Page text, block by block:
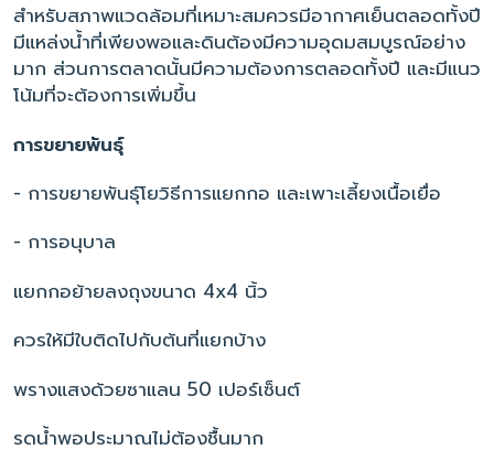
สำหรับสภาพแวดล้อมที่เหมาะสมควรมีอากาศเย็นตลอดทั้งปี
มีแหล่งน้ำที่เพียงพอและดินต้องมีความอุดมสมบูรณ์อย่าง
มาก ส่วนการตลาดนั้นมีความต้องการตลอดทั้งปี และมีแนว
โน้มที่จะต้องการเพิ่มขึ้น
การขยายพันธุ์
- การขยายพันธุ์โยวิธีการแยกกอ และเพาะเลี้ยงเนื้อเยื่อ
- การอนุบาล
แยกกอย้ายลงถุงขนาด 4x4 นิ้ว
ควรให้มีใบติดไปกับต้นที่แยกบ้าง
พรางแสงด้วยซาแลน 50 เปอร์เซ็นต์
รดน้ำพอประมาณไม่ต้องชื้นมาก